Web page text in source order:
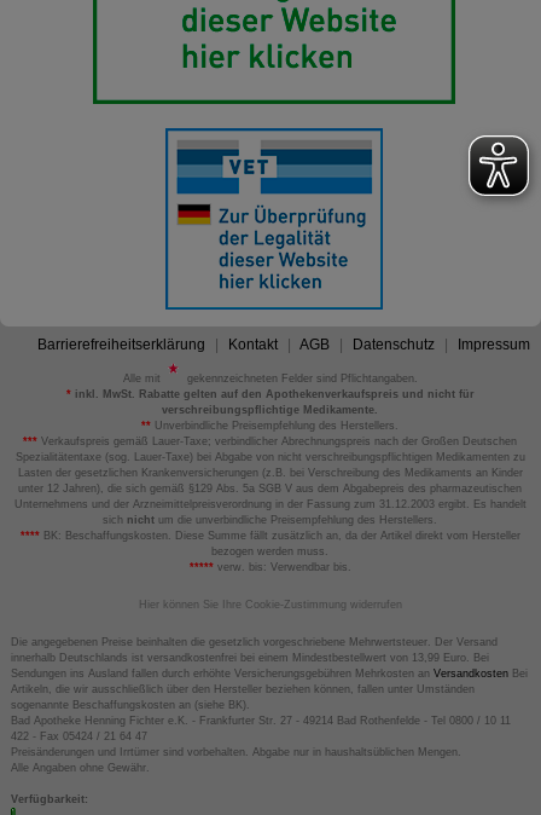
Barrierefreiheitserklärung Kontakt AGB Datenschutz Impressum
Alle mit
gekennzeichneten Felder sind Pflichtangaben.
*inkl. MwSt. Rabatte gelten auf den Apothekenverkaufspreis und nicht für
verschreibungspflichtige Medikamente.
** Unverbindliche Preisempfehlung des Herstellers.
*** Verkaufspreis gemäß Lauer-Taxe; verbindlicher Abrechnungspreis nach der Großen Deutschen
Spezialitätentaxe (sog. Lauer-Taxe) bei Abgabe von nicht verschreibungspflichtigen Medikamenten zu
Lasten der gesetzlichen Krankenversicherungen (z.B. bei Verschreibung des Medikaments an Kinder
unter 12 Jahren), die sich gemäß §129 Abs. 5a SGB V aus dem Abgabepreis des pharmazeutischen
Unternehmens und der Arzneimittelpreisverordnung in der Fassung zum 31.12.2003 ergibt. Es handelt
sich nicht um die unverbindliche Preisempfehlung des Herstellers.
****BK: Beschaffungskosten. Diese Summe fällt zusätzlich an, da der Artikel direkt vom Hersteller
bezogen werden muss.
*****verw. bis: Verwendbar bis.
Hier können Sie Ihre Cookie-Zustimmung widerrufen
Die angegebenen Preise beinhalten die gesetzlich vorgeschriebene Mehrwertsteuer. Der Versand
innerhalb Deutschlands ist versandkostenfrei bei einem Mindestbestellwert von 13,99 Euro. Bei
Sendungen ins Ausland fallen durch erhöhte Versicherungsgebühren Mehrkosten an VersandkostenBei
Artikeln, die wir ausschließlich über den Hersteller beziehen können, fallen unter Umständen
sogenannte Beschaffungskosten an (siehe BK).
Bad Apotheke Henning Fichter e.K. - Frankfurter Str. 27 - 49214 Bad Rothenfelde - Tel 0800 / 10 11
422 - Fax 05424 / 21 64 47
Preisänderungen und Irrtümer sind vorbehalten. Abgabe nur in haushaltsüblichen Mengen.
Alle Angaben ohne Gewähr.
Verfügbarkeit: